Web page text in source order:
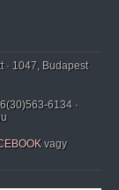
· 1047, Budapest
6134 ·
vagy